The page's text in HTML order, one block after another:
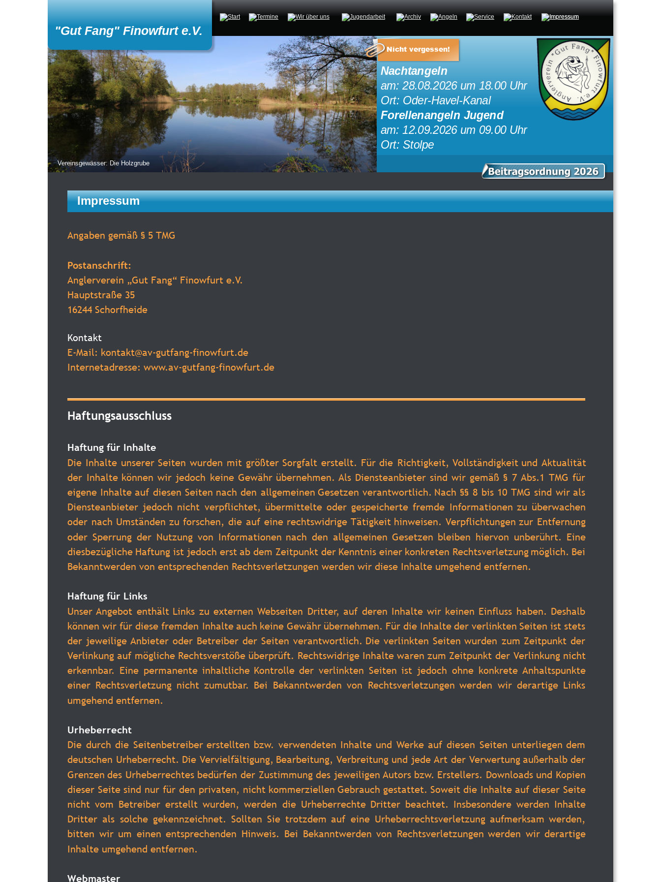
Impressum
"Gut Fang" Finowfurt e.V.
Vereinsgewässer: Die Holzgrube
Nachtangeln
am: 28.08.2026 um 18.00 Uhr
Ort: Oder-Havel-Kanal
Forellenangeln Jugend
am: 12.09.2026 um 09.00 Uhr
Ort: Stolpe
Angaben gemäß § 5 TMG
Postanschrift:
Anglerverein „Gut Fang“ Finowfurt e.V.
Hauptstraße 35
16244 Schorfheide
Kontakt
E-Mail: kontakt@av-gutfang-finowfurt.de
Internetadresse: www.av-gutfang-finowfurt.de
Haftungsausschluss
Haftung für Inhalte
Die Inhalte unserer Seiten wurden mit größter Sorgfalt erstellt. Für die Richtigkeit, Vollständigkeit und Aktualität
der Inhalte können wir jedoch keine Gewähr übernehmen. Als Diensteanbieter sind wir gemäß § 7 Abs.1 TMG für
eigene Inhalte auf diesen Seiten nach den allgemeinen Gesetzen verantwortlich. Nach §§ 8 bis 10 TMG sind wir als
Diensteanbieter jedoch nicht verpflichtet, übermittelte oder gespeicherte fremde Informationen zu überwachen
oder nach Umständen zu forschen, die auf eine rechtswidrige Tätigkeit hinweisen. Verpflichtungen zur Entfernung
oder Sperrung der Nutzung von Informationen nach den allgemeinen Gesetzen bleiben hiervon unberührt. Eine
diesbezügliche Haftung ist jedoch erst ab dem Zeitpunkt der Kenntnis einer konkreten Rechtsverletzung möglich. Bei
Bekanntwerden von entsprechenden Rechtsverletzungen werden wir diese Inhalte umgehend entfernen.
Haftung für Links
Unser Angebot enthält Links zu externen Webseiten Dritter, auf deren Inhalte wir keinen Einfluss haben. Deshalb
können wir für diese fremden Inhalte auch keine Gewähr übernehmen. Für die Inhalte der verlinkten Seiten ist stets
der jeweilige Anbieter oder Betreiber der Seiten verantwortlich. Die verlinkten Seiten wurden zum Zeitpunkt der
Verlinkung auf mögliche Rechtsverstöße überprüft. Rechtswidrige Inhalte waren zum Zeitpunkt der Verlinkung nicht
erkennbar. Eine permanente inhaltliche Kontrolle der verlinkten Seiten ist jedoch ohne konkrete Anhaltspunkte
einer Rechtsverletzung nicht zumutbar. Bei Bekanntwerden von Rechtsverletzungen werden wir derartige Links
umgehend entfernen.
Urheberrecht
Die durch die Seitenbetreiber erstellten bzw. verwendeten Inhalte und Werke auf diesen Seiten unterliegen dem
deutschen Urheberrecht. Die Vervielfältigung, Bearbeitung, Verbreitung und jede Art der Verwertung außerhalb der
Grenzen des Urheberrechtes bedürfen der Zustimmung des jeweiligen Autors bzw. Erstellers. Downloads und Kopien
dieser Seite sind nur für den privaten, nicht kommerziellen Gebrauch gestattet. Soweit die Inhalte auf dieser Seite
nicht vom Betreiber erstellt wurden, werden die Urheberrechte Dritter beachtet. Insbesondere werden Inhalte
Dritter als solche gekennzeichnet. Sollten Sie trotzdem auf eine Urheberrechtsverletzung aufmerksam werden,
bitten wir um einen entsprechenden Hinweis. Bei Bekanntwerden von Rechtsverletzungen werden wir derartige
Inhalte umgehend entfernen.
Webmaster
Nicht vergessen!